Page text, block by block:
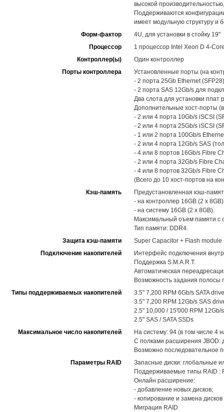
высокой
Поддерживаются
имеет модульную структуру и
Форм-фактор
4U, для установки в стойку 19"
Процессор
1 процессор Intel Xeon D 4-
Контроллер(ы)
Один контроллер
Порты контроллера
Установленные порты (на
- 2 порта 25Gb Ethernet
- 2 порта SAS 12Gb/s для
Два слота для установки
Дополнительные хост-порты
- 2 или 4 порта 10Gb/s iSCSI
- 2 или 4 порта 25Gb/s iSCSI
- 1 или 2 порта 100Gb/s
- 2 или 4 порта 12Gb/s SAS
- 4 или 8 портов 16Gb/s Fibre
- 2 или 4 порта 32Gb/s Fibre
- 4 или 8 портов 32Gb/s Fibre
(Всего до 10 хост-портов на
Кэш-память
Предустановленная кэш-
- на контроллер 16GB (2 x
- на систему 16GB (2 x 8GB).
Максимальный оъем памяти с
Тип памяти: DDR4.
Защита кэш-памяти
Super Capacitor + Flash
Подключение накопителей
Интерфейс подключения
Поддержка S.M.A.R.T.
Автоматическая
Возможность задания полосы
Типы поддерживаемых накопителей
3.5" 7,200 RPM 6Gb/s SATA
3.5" 7,200 RPM 12Gb/s SAS
2.5" 10,000 / 15'000 RPM 12Gb/
2.5" SAS / SATA SSDs
Максимальное число накопителей
На систему: 94 (в том числе 4
С полками расширения JBOD:
Возможно последовательное
Параметры RAID
Запасные диски: глобальные
Поддерживаемые типы RAID :
Онлайн расширение:
- добавление новых дисков;
- копирование и замена
Миграция RAID